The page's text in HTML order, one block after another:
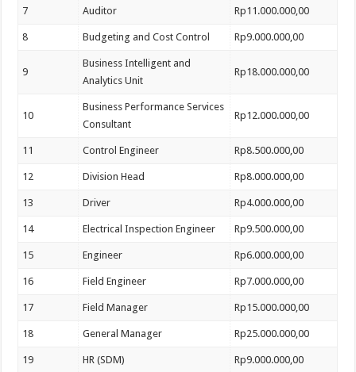
7 Auditor Rp11.000.000,00
8 Budgeting and Cost Control Rp9.000.000,00
9
Business Intelligent and
Analytics Unit
Rp18.000.000,00
10
Business Performance Services
Consultant
Rp12.000.000,00
11 Control Engineer Rp8.500.000,00
12 Division Head Rp8.000.000,00
13 Driver Rp4.000.000,00
14 Electrical Inspection Engineer Rp9.500.000,00
15 Engineer Rp6.000.000,00
16 Field Engineer Rp7.000.000,00
17 Field Manager Rp15.000.000,00
18 General Manager Rp25.000.000,00
19 HR (SDM) Rp9.000.000,00